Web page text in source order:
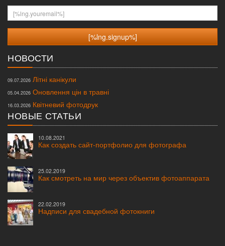
[%lng.youremail%]
НОВОСТИ
09.07.2026 Літні канікули
05.04.2026 Оновлення цін в травні
16.03.2026 Квітневий фотодрук
НОВЫЕ СТАТЬИ
10.08.2021
Как создать сайт-портфолио для фотографа
25.02.2019
Как смотреть на мир через объектив фотоаппарата
22.02.2019
Надписи для свадебной фотокниги